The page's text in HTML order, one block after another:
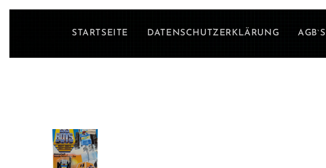
STARTSEITE DATENSCHUTZERKLÄRUNG AGB`S